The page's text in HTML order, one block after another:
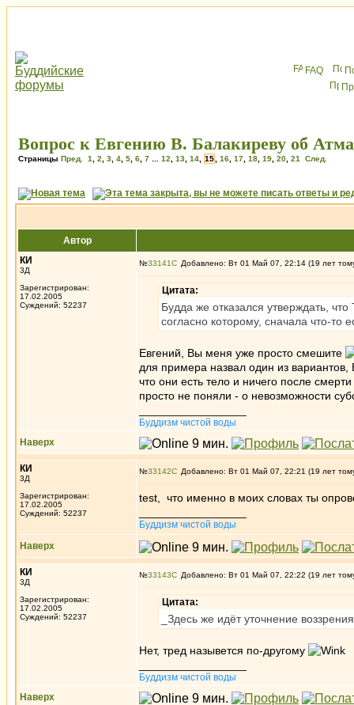
FAQ
Вопрос к Евгению В. Балакиреву об
Страницы Пред. 1 2 3 4 5 6 7 12 13 14 15 16 17 18 19 20 21 След.
Автор
КИ
3Д
Зарегистрирован:
17.02.2005
Суждений: 52237
№33141 Добавлено: Вт 01 Май 07, 22:14 (19 лет
Цитата:
Будда же отказался утверждать,
согласно которому, сначала что-то
Евгений, Вы меня уже просто смешите
для примера назвал один из вариантов,
что они есть тело и ничего после
просто не поняли - о невозможности
Буддизм чистой воды
Наверх
КИ
3Д
Зарегистрирован:
17.02.2005
Суждений: 52237
№33142 Добавлено: Вт 01 Май 07, 22:21 (19 лет
test, что именно в моих словах ты
Буддизм чистой воды
Наверх
КИ
3Д
Зарегистрирован:
17.02.2005
Суждений: 52237
№33143 Добавлено: Вт 01 Май 07, 22:22 (19 лет
Цитата:
_Здесь же идёт уточнение
Нет, тред назывется по-другому
Буддизм чистой воды
Наверх